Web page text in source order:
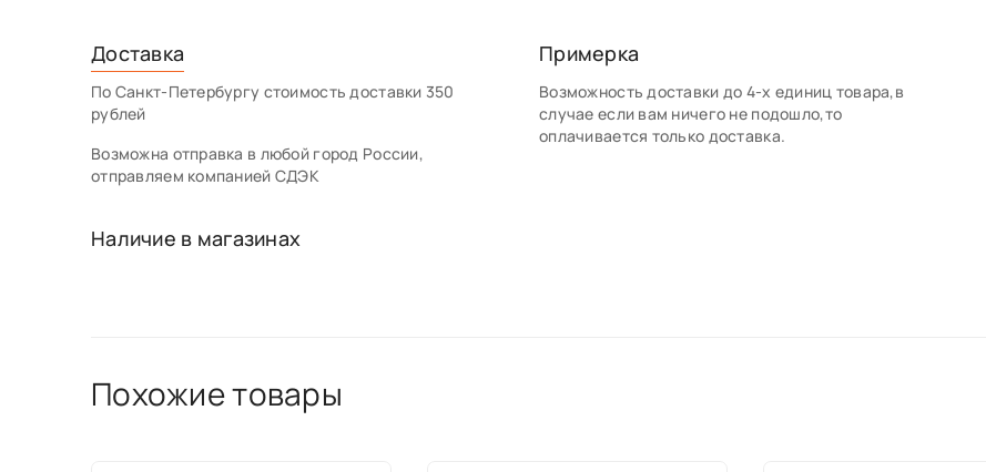
Доставка
По Санкт-Петербургу стоимость доставки 350
рублей
Возможна отправка в любой город России,
отправляем компанией СДЭК
Примерка
Возможность доставки до 4-х единиц товара,в
случае если вам ничего не подошло,то
оплачивается только доставка.
Наличие в магазинах
Похожие товары